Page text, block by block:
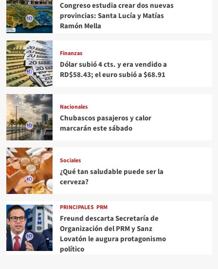
Congreso estudia crear dos nuevas
provincias: Santa Lucía y Matías
Ramón Mella
Finanzas
Dólar subió 4 cts. y era vendido a
RD$58.43; el euro subió a $68.91
Nacionales
Chubascos pasajeros y calor
marcarán este sábado
Sociales
¿Qué tan saludable puede ser la
cerveza?
PRINCIPALES PRM
Freund descarta Secretaría de
Organización del PRM y Sanz
Lovatón le augura protagonismo
político